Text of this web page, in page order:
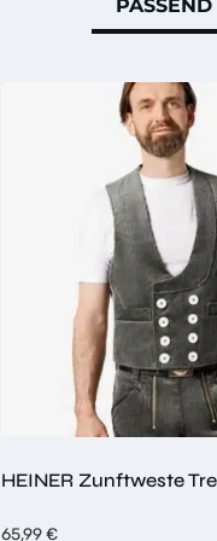
HEINER Zunftweste
65,99€